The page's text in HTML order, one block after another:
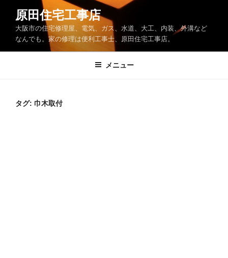
ツ
原田住宅工事店
大阪市の住宅修理屋、電気、ガス、水道、大工、内装、外溝など
なんでも。家の修理は便利工事士、原田住宅工事店。
メニュー
タグ: 巾木取付